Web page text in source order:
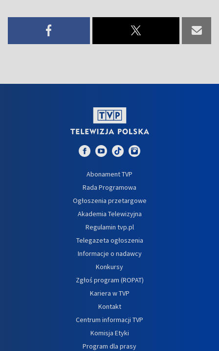
Abonament TVP
Rada Programowa
Ogłoszenia przetargowe
Akademia Telewizyjna
Regulamin tvp.pl
Telegazeta ogłoszenia
Informacje o nadawcy
Konkursy
Zgłoś program (ROPAT)
Kariera w TVP
Kontakt
Centrum informacji TVP
Komisja Etyki
Program dla prasy